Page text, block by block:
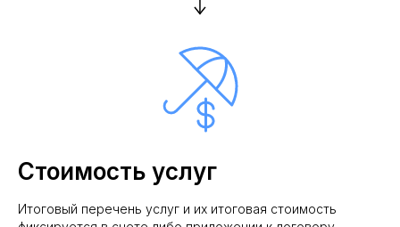
Стоимость услуг
Итоговый перечень услуг и их итоговая стоимость